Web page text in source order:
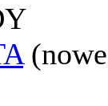
(nowe